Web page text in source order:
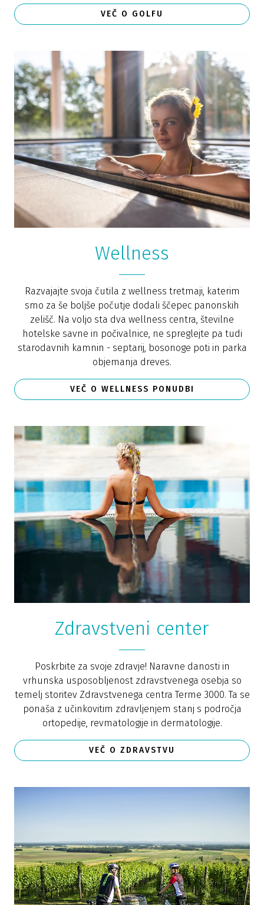
VEČ O GOLFU
Wellness
Razvajajte svoja čutila z wellness tretmaji, katerim
smo za še boljše počutje dodali ščepec panonskih
zelišč. Na voljo sta dva wellness centra, številne
hotelske savne in počivalnice, ne spreglejte pa tudi
starodavnih kamnin - septarij, bosonoge poti in parka
objemanja dreves.
VEČ O WELLNESS PONUDBI
Zdravstveni center
Poskrbite za svoje zdravje! Naravne danosti in
vrhunska usposobljenost zdravstvenega osebja so
temelj storitev Zdravstvenega centra Terme 3000. Ta se
ponaša z učinkovitim zdravljenjem stanj s področja
ortopedije, revmatologije in dermatologije.
VEČ O ZDRAVSTVU